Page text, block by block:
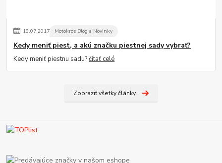
18.07.2017 Motokros Blog a Novinky
Kedy meniť piest, a akú značku piestnej sady vybrať?
Kedy meniť piestnu sadu?čítať celé
Zobraziť všetky články